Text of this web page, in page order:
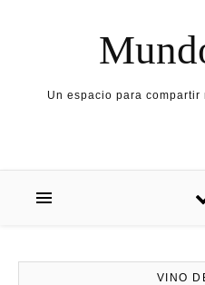
Un espacio para
VINO